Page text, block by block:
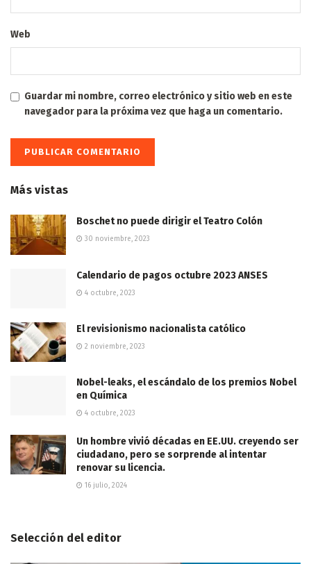
Web
Guardar mi nombre, correo electrónico y sitio web en este
navegador para la próxima vez que haga un comentario.
Más vistas
Boschet no puede dirigir el Teatro Colón
30 noviembre, 2023
Calendario de pagos octubre 2023 ANSES
4 octubre, 2023
El revisionismo nacionalista católico
2 noviembre, 2023
Nobel-leaks, el escándalo de los premios Nobel
en Química
4 octubre, 2023
Un hombre vivió décadas en EE.UU. creyendo ser
ciudadano, pero se sorprende al intentar
renovar su licencia.
16 julio, 2024
Selección del editor